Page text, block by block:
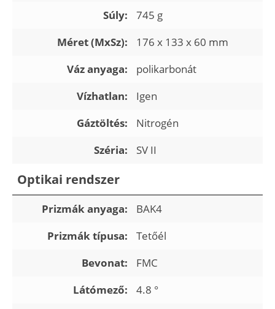
Súly:
745 g
Méret (MxSz):
176 x 133 x 60 mm
Váz anyaga:
polikarbonát
Vízhatlan:
Igen
Gáztöltés:
Nitrogén
Széria:
SV II
Optikai rendszer
Prizmák anyaga:
BAK4
Prizmák típusa:
Tetőél
Bevonat:
FMC
Látómező:
4.8 °